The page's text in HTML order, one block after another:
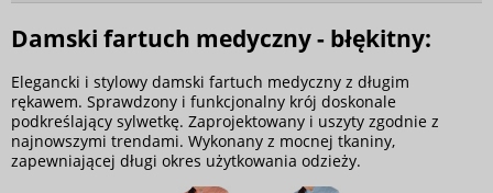
Damski fartuch medyczny - błękitny:
Elegancki i stylowy damski fartuch medyczny z długim
rękawem. Sprawdzony i funkcjonalny krój doskonale
podkreślający sylwetkę. Zaprojektowany i uszyty zgodnie z
najnowszymi trendami. Wykonany z mocnej tkaniny,
zapewniającej długi okres użytkowania odzieży.